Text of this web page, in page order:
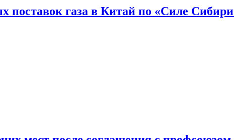
поставок газа в Китай по «Силе